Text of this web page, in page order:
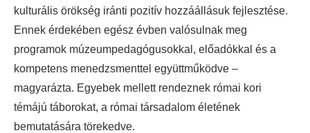
kulturális örökség iránti pozitív hozzáállásuk fejlesztése.
Ennek érdekében egész évben valósulnak meg
programok múzeumpedagógusokkal, előadókkal és a
kompetens menedzsmenttel együttműködve –
magyarázta. Egyebek mellett rendeznek római kori
témájú táborokat, a római társadalom életének
bemutatására törekedve.